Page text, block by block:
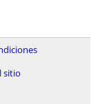
sitio